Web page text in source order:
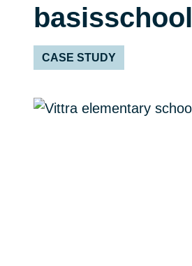
basisschool
CASE STUDY